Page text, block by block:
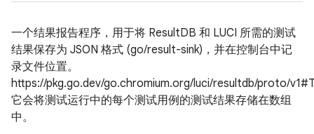
一个结果报告程序，用于将 ResultDB 和 LUCI 所需的测试
结果保存为 JSON 格式 (go/result-sink)，并在控制台中记
录文件位置。
https://pkg.go.dev/go.chromium.org/luci/resultdb/proto/
它会将测试运行中的每个测试用例的测试结果存储在数组
中。